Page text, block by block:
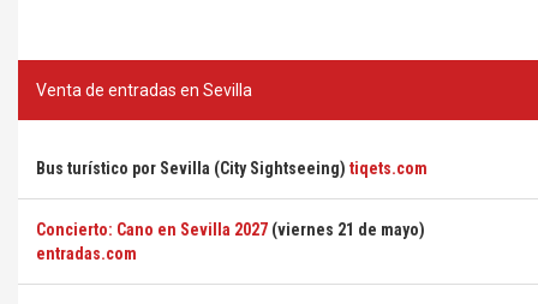
Venta de entradas en Sevilla
Bus turístico por Sevilla (City Sightseeing) tiqets.com
Concierto: Cano en Sevilla 2027 (viernes 21 de mayo)
entradas.com